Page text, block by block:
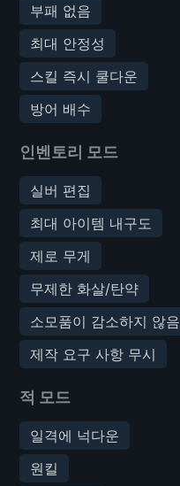
부패 없음
최대 안정성
스킬 즉시 쿨다운
방어 배수
인벤토리 모드
실버 편집
최대 아이템 내구도
제로 무게
무제한 화살/탄약
소모품이 감소하지 않음
제작 요구 사항 무시
적 모드
일격에 넉다운
원킬